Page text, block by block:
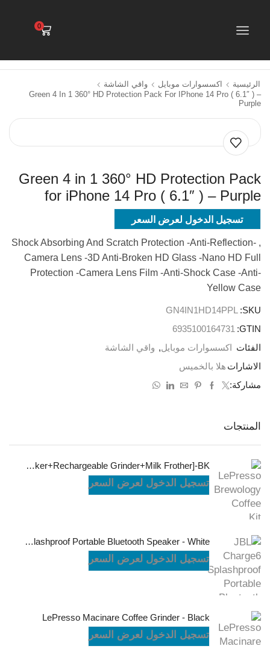
0
الرئيسية اكسسوارات موبايل
واقي الشاشة
Green 4 In 1 360° HD Protection Pack For IPhone 14 Pro ( 6.1″ ) –
Purple
Green 4 in 1 360° HD Protection Pack
for iPhone 14 Pro ( 6.1″ ) – Purple
تسجيل الدخول لعرض السعر
, -Shock Absorbing And Scratch Protection -Anti-Reflection
Camera Lens -3D Anti-Broken HD Glass -Nano HD Full
Protection -Camera Lens Film -Anti-Shock Case -Anti-
Yellow Case
SKU:
GN4IN1HD14PPL
GTIN:
6935100164731
الفئات
اكسسوارات موبايل, واقي الشاشة
الاشارات هلا بالخميس
مشاركة:
المنتجات
LePresso Brewology Coffee Kit [Espresso Maker+Rechargeable Grinder+Milk Frother]-BK
تسجيل الدخول لعرض السعر
JBL Charge6 Splashproof Portable Bluetooth Speaker - White
تسجيل الدخول لعرض السعر
LePresso Macinare Coffee Grinder - Black
تسجيل الدخول لعرض السعر